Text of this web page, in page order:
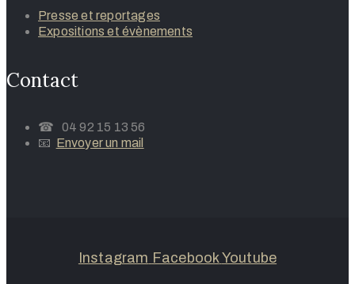
Presse et reportages
Expositions et évènements
Contact
☎ 04 92 15 13 56
📧 Envoyer un mail
Instagram FacebookYoutube